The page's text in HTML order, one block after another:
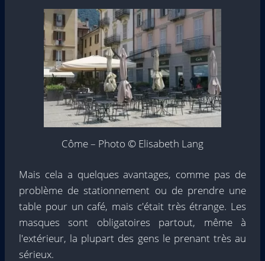
Côme – Photo © Elisabeth Lang
Mais cela a quelques avantages, comme pas de
problème de stationnement ou de prendre une
table pour un café, mais c'était très étrange. Les
masques sont obligatoires partout, même à
l'extérieur, la plupart des gens le prenant très au
sérieux.